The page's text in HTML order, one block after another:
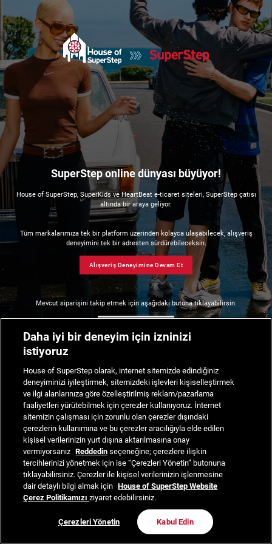
SuperStep online dünyası büyüyor!
House of SuperStep, SuperKids ve HeartBeat e-ticaret siteleri, SuperStep çatısı
altında bir araya geliyor.
Tüm markalarımıza tek bir platform üzerinden kolayca ulaşabilecek, alışveriş
deneyimini tek bir adresten sürdürebileceksin.
Alışveriş Deneyimine Devam Et
Mevcut siparişini takip etmek için aşağıdaki butona tıklayabilirsin.
Daha iyi bir deneyim için izninizi
istiyoruz
House of SuperStep olarak, internet sitemizde edindiğiniz
deneyiminizi iyileştirmek, sitemizdeki işlevleri kişiselleştirmek
ve ilgi alanlarınıza göre özelleştirilmiş reklam/pazarlama
faaliyetleri yürütebilmek için çerezler kullanıyoruz. İnternet
sitemizin çalışması için zorunlu olan çerezler dışındaki
çerezlerin kullanımına ve bu çerezler aracılığıyla elde edilen
kişisel verilerinizin yurt dışına aktarılmasına onay
vermiyorsanız Reddedin seçeneğine; çerezlere ilişkin
tercihlerinizi yönetmek için ise “Çerezleri Yönetin” butonuna
tıklayabilirsiniz. Çerezler ile kişisel verilerinizin işlenmesine
dair detaylı bilgi almak için House of SuperStep Website
Çerez Politikamızıziyaret edebilirsiniz.
Çerezleri Yönetin Kabul Edin